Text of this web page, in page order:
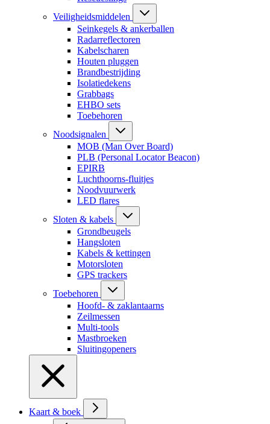
Veiligheidsmiddelen
Seinkegels & ankerballen
Radarreflectoren
Kabelscharen
Houten pluggen
Brandbestrijding
Isolatiedekens
Grabbags
EHBO sets
Toebehoren
Noodsignalen
MOB (Man Over Board)
PLB (Personal Locator Beacon)
EPIRB
Luchthoorns-fluitjes
Noodvuurwerk
LED flares
Sloten & kabels
Grondbeugels
Hangsloten
Kabels & kettingen
Motorsloten
GPS trackers
Toebehoren
Hoofd- & zaklantaarns
Zeilmessen
Multi-tools
Mastbroeken
Sluitingopeners
Kaart & boek